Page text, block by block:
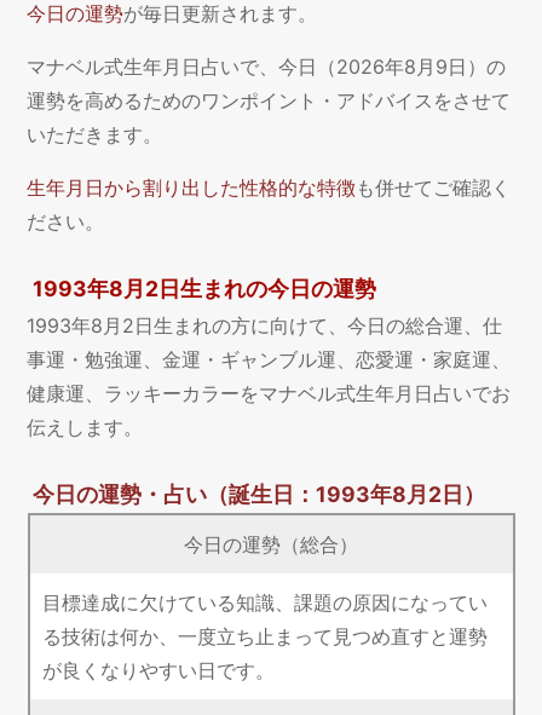
今日の運勢が毎日更新されます。
マナベル式生年月日占いで、今日（2026年8月9日）の
運勢を高めるためのワンポイント・アドバイスをさせて
いただきます。
生年月日から割り出した性格的な特徴も併せてご確認く
ださい。
1993年8月2日生まれの今日の運勢
1993年8月2日生まれの方に向けて、今日の総合運、仕
事運・勉強運、金運・ギャンブル運、恋愛運・家庭運、
健康運、ラッキーカラーをマナベル式生年月日占いでお
伝えします。
今日の運勢・占い（誕生日：1993年8月2日）
今日の運勢（総合）
目標達成に欠けている知識、課題の原因になってい
る技術は何か、一度立ち止まって見つめ直すと運勢
が良くなりやすい日です。